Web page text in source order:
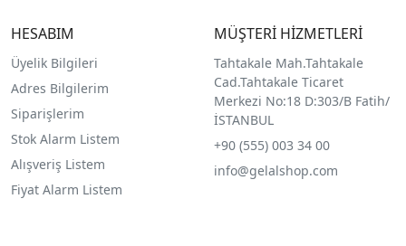
HESABIM
Üyelik Bilgileri
Adres Bilgilerim
Siparişlerim
Stok Alarm Listem
Alışveriş Listem
Fiyat Alarm Listem
MÜŞTERİ HİZMETLERİ
Tahtakale Mah.Tahtakale
Cad.Tahtakale Ticaret
Merkezi No:18 D:303/B Fatih/
İSTANBUL
+90 (555) 003 34 00
info@gelalshop.com